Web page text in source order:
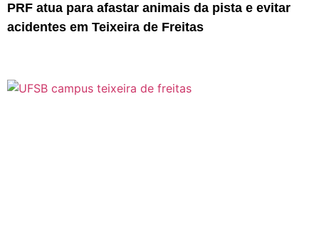
PRF atua para afastar animais da pista e evitar
acidentes em Teixeira de Freitas